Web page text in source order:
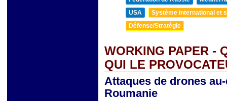
USA
Système international et
Défense/Stratégie
WORKING PAPER -
QUI LE
Attaques de drones
Roumanie